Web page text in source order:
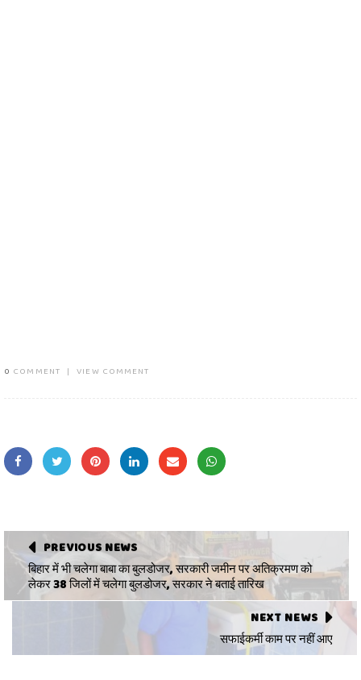
0 COMMENT | VIEW COMMENT
PREVIOUS NEWS
बिहार में भी चलेगा बाबा का बुलडोजर, सरकारी जमीन पर अतिक्रमण को
लेकर 38 जिलों में चलेगा बुलडोजर, सरकार ने बताई तारिख
NEXT NEWS
सफाईकर्मी काम पर नहीं आए